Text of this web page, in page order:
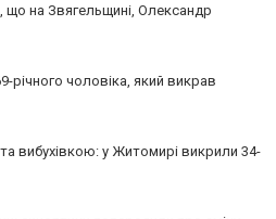
що на Звягельщині, Олександр
річного чоловіка, який викрав
вибухівкою: у Житомирі викрили 34-